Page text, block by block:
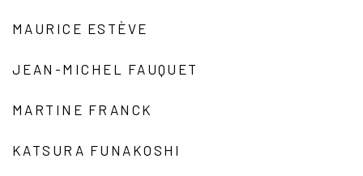
MAURICE ESTÈVE
JEAN-MICHEL FAUQUET
MARTINE FRANCK
KATSURA FUNAKOSHI